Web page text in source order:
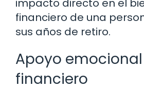
impacto directo en el
financiero de una
sus años de retiro.
Apoyo
financiero